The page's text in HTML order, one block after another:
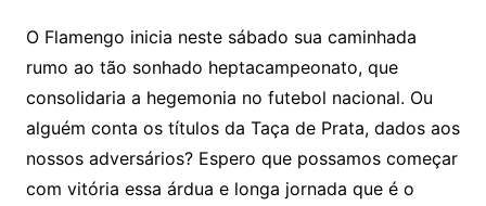
O Flamengo inicia neste sábado sua caminhada
rumo ao tão sonhado heptacampeonato, que
consolidaria a hegemonia no futebol nacional. Ou
alguém conta os títulos da Taça de Prata, dados aos
nossos adversários? Espero que possamos começar
com vitória essa árdua e longa jornada que é o